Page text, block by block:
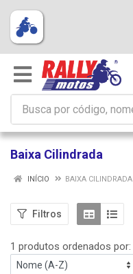
Baixa Cilindrada
INÍCIO BAIXA CILINDRADA
Filtros
1 produtos ordenados por: